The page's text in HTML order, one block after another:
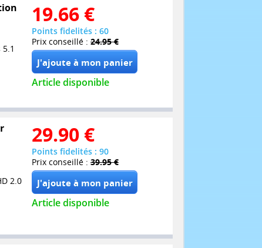
19.66 €
Points fidelités : 60
Prix conseillé : 24.95 €
Article disponible
2.0
29.90 €
Points fidelités : 90
Prix conseillé : 39.95 €
Article disponible